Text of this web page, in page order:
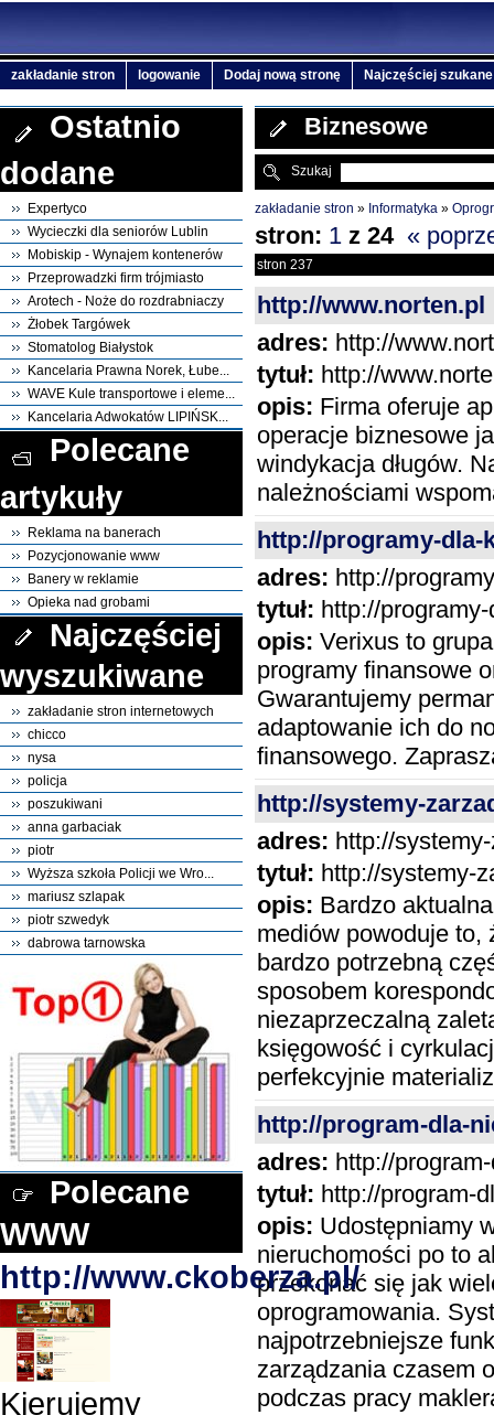
zakładanie stron logowanie Dodaj nową stronę Najczęściej szukane
Biznesowe
Szukaj
zakładanie stron » Informatyka »
stron: 1 z 24 «
stron 237
http://www.norten.pl
adres: http://
tytuł: http://
opis: Firma oferuje
operacje biznesowe
windykacja długów.
należnościami
http://programy-dla-
adres: http://
tytuł: http://
opis: Verixus to
programy finansowe
Gwarantujemy
adaptowanie ich do
finansowego.
http://systemy-
adres: http://
tytuł: http://systemy-
opis: Bardzo
mediów powoduje to,
bardzo potrzebną
sposobem
niezaprzeczalną
księgowość i
perfekcyjnie
http://program-dla-
adres: http://
tytuł: http://program-
opis: Udostępniamy
nieruchomości po to
przekonać się jak
oprogramowania.
najpotrzebniejsze
zarządzania czasem
podczas pracy
Ostatnio
dodane
Expertyco
Wycieczki dla seniorów Lublin
Mobiskip - Wynajem kontenerów
Przeprowadzki firm trójmiasto
Arotech - Noże do rozdrabniaczy
Żłobek Targówek
Stomatolog Białystok
Kancelaria Prawna Norek, Łube...
WAVE Kule transportowe i eleme...
Kancelaria Adwokatów LIPIŃSK...
Polecane
artykuły
Reklama na banerach
Pozycjonowanie www
Banery w reklamie
Opieka nad grobami
Najczęściej
wyszukiwane
zakładanie stron internetowych
chicco
nysa
policja
poszukiwani
anna garbaciak
piotr
Wyższa szkoła Policji we Wro...
mariusz szlapak
piotr szwedyk
dabrowa tarnowska
Polecane
WWW
http://www.ckoberza.pl/
Kierujemy